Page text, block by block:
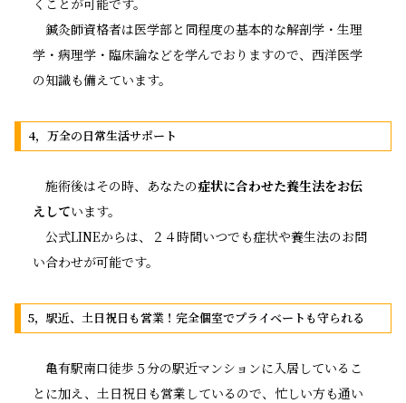
鍼灸師資格者は医学部と同程度の基本的な解剖学・生理
学・病理学・臨床論などを学んでおりますので、西洋医学
の知識も備えています。
4，万全の日常生活サポート
施術後はその時、あなたの症状に合わせた養生法をお伝
えしています。
公式LINEからは、２４時間いつでも症状や養生法のお問
い合わせが可能です。
5，駅近、土日祝日も営業！完全個室でプライベートも守られる
亀有駅南口徒歩５分の駅近マンションに入居しているこ
とに加え、土日祝日も営業しているので、忙しい方も通い